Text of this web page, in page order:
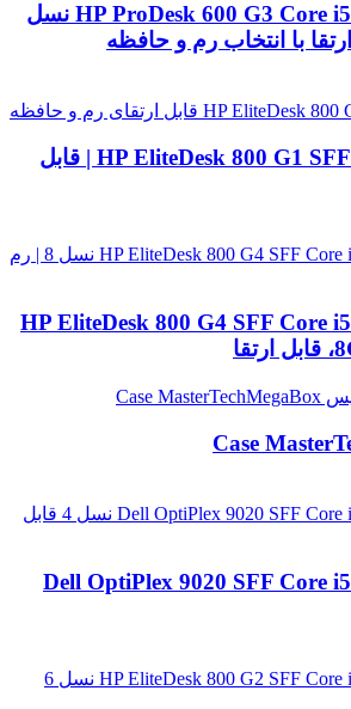
مینی کیس استوک HP ProDesk 600 G3 Core i5 نسل
مینی کیس استوک HP EliteDesk 800 G1 SFF | قابل
مینی کیس استوک HP EliteDesk 800 G4 SFF Core i5
مینی کیس استوک Dell OptiPlex 9020 SFF Core i5